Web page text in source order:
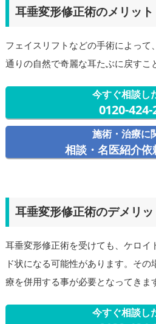
耳垂変形修正術のメリット
フェイスリフトなどの手術によって
通りの自然で奇麗な耳たぶに戻すこ
今すぐ相談し
0120-424-
施術・治療に
相談・名医紹介依
耳垂変形修正術のデメリ
耳垂変形修正術を受けても、ケロイ
ド状になる可能性があります。そ
療を併用する事が必要となってきま
今すぐ相談し